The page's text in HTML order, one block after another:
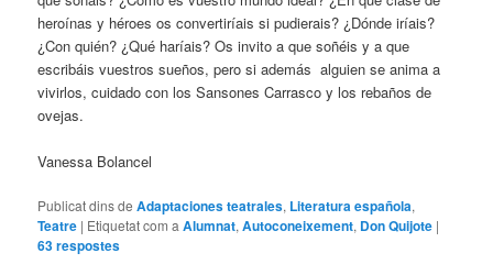
heroínas y héroes os convertiríais si pudierais? ¿Dónde iríais?
¿Con quién? ¿Qué haríais? Os invito a que soñéis y a que
escribáis vuestros sueños, pero si además alguien se anima a
vivirlos, cuidado con los Sansones Carrasco y los rebaños de
ovejas.
Vanessa Bolancel
Publicat dins de Adaptaciones teatrales, Literatura española,
Teatre | Etiquetat com a Alumnat,Autoconeixement, Don Quijote |
63respostes